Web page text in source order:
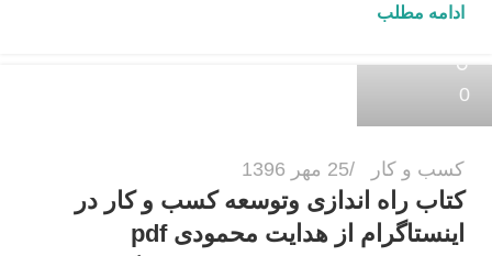
ادامه مطلب
زهرا داودی
0
کسب و کار 25 مهر 1396
کتاب راه اندازی وتوسعه کسب و کار در
اینستاگرام از هدایت محمودی pdf